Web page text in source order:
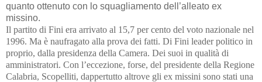
quanto ottenuto con lo squagliamento dell’alleato ex
missino.
Il partito di Fini era arrivato al 15,7 per cento del voto nazionale nel
1996. Ma è naufragato alla prova dei fatti. Di Fini leader politico in
proprio, dalla presidenza della Camera. Dei suoi in qualità di
amministratori. Con l’eccezione, forse, del presidente della Regione
Calabria, Scopelliti, dappertutto altrove gli ex missini sono stati una